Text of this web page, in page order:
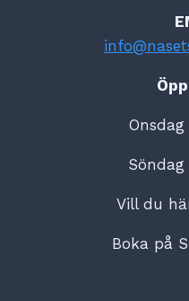
Onsdag
Söndag
Vill du
Boka på